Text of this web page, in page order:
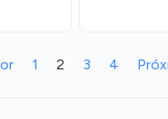
1 2 3 4